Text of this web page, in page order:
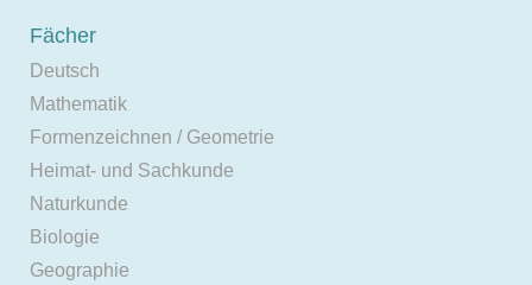
Fächer
Deutsch
Mathematik
Formenzeichnen / Geometrie
Heimat- und Sachkunde
Naturkunde
Biologie
Geographie